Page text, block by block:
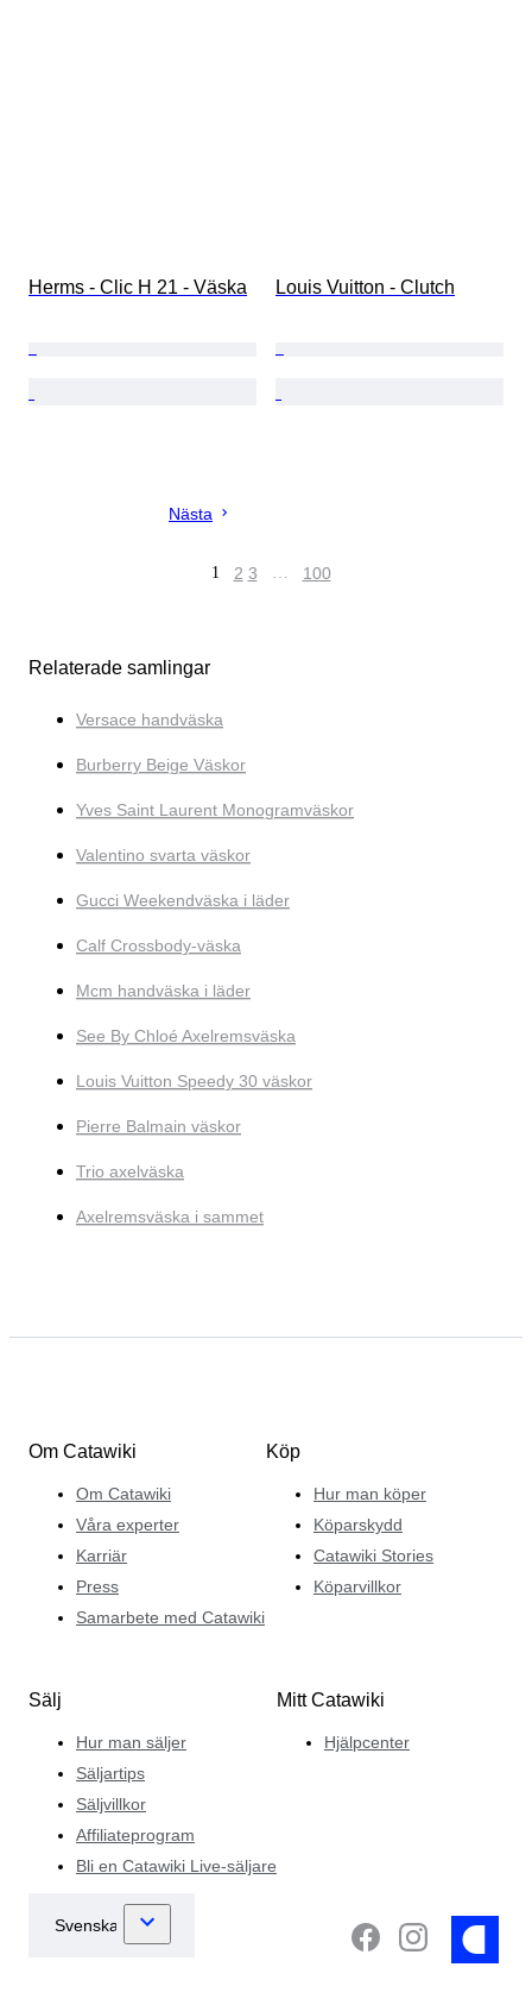
Herms - Clic H 21 - Väska Louis Vuitton - Clutch
Nästa
1 2 3 … 100
Relaterade samlingar
Versace handväska
Burberry Beige Väskor
Yves Saint Laurent Monogramväskor
Valentino svarta väskor
Gucci Weekendväska i läder
Calf Crossbody-väska
Mcm handväska i läder
See By Chloé Axelremsväska
Louis Vuitton Speedy 30 väskor
Pierre Balmain väskor
Trio axelväska
Axelremsväska i sammet
Om Catawiki
Om Catawiki
Våra experter
Karriär
Press
Samarbete med Catawiki
Köp
Hur man köper
Köparskydd
Catawiki Stories
Köparvillkor
Sälj
Hur man säljer
Säljartips
Säljvillkor
Affiliateprogram
Bli en Catawiki Live-säljare
Mitt Catawiki
Hjälpcenter